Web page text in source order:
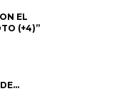
EL
(+4)”
DE